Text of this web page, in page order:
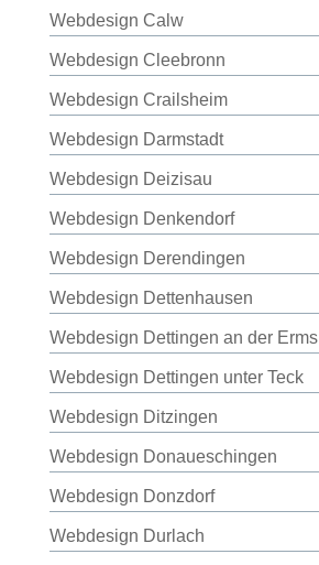
Webdesign Calw
Webdesign Cleebronn
Webdesign Crailsheim
Webdesign Darmstadt
Webdesign Deizisau
Webdesign Denkendorf
Webdesign Derendingen
Webdesign Dettenhausen
Webdesign Dettingen an der Erms
Webdesign Dettingen unter Teck
Webdesign Ditzingen
Webdesign Donaueschingen
Webdesign Donzdorf
Webdesign Durlach